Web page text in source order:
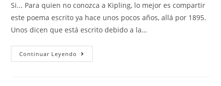
Si... Para quien no conozca a Kipling, lo mejor es compartir
este poema escrito ya hace unos pocos años, allá por 1895.
Unos dicen que está escrito debido a la…
Continuar Leyendo